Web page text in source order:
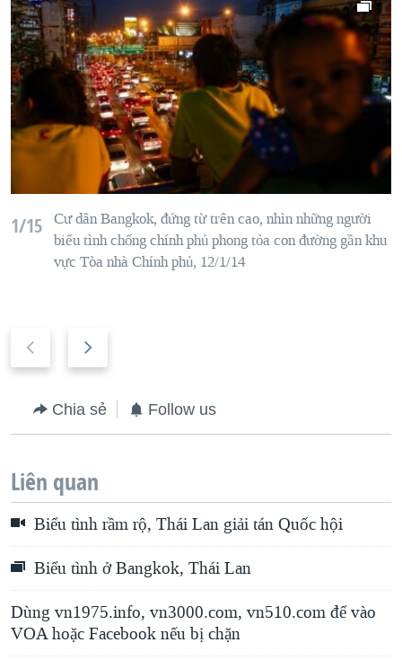
1/15 Cư dân Bangkok, đứng từ trên cao, nhìn những người
biểu tình chống chính phủ phong tỏa con đường gần khu
vực Tòa nhà Chính phủ, 12/1/14
r
o
u
s
s
i
d
e
t
l
i
d
Chia sẻ Follow us
Liên quan
Biểu tình rầm rộ, Thái Lan giải tán Quốc hội
Biểu tình ở Bangkok, Thái Lan
Dùng vn1975.info, vn3000.com, vn510.com để vào
VOA hoặc Facebook nếu bị chặn